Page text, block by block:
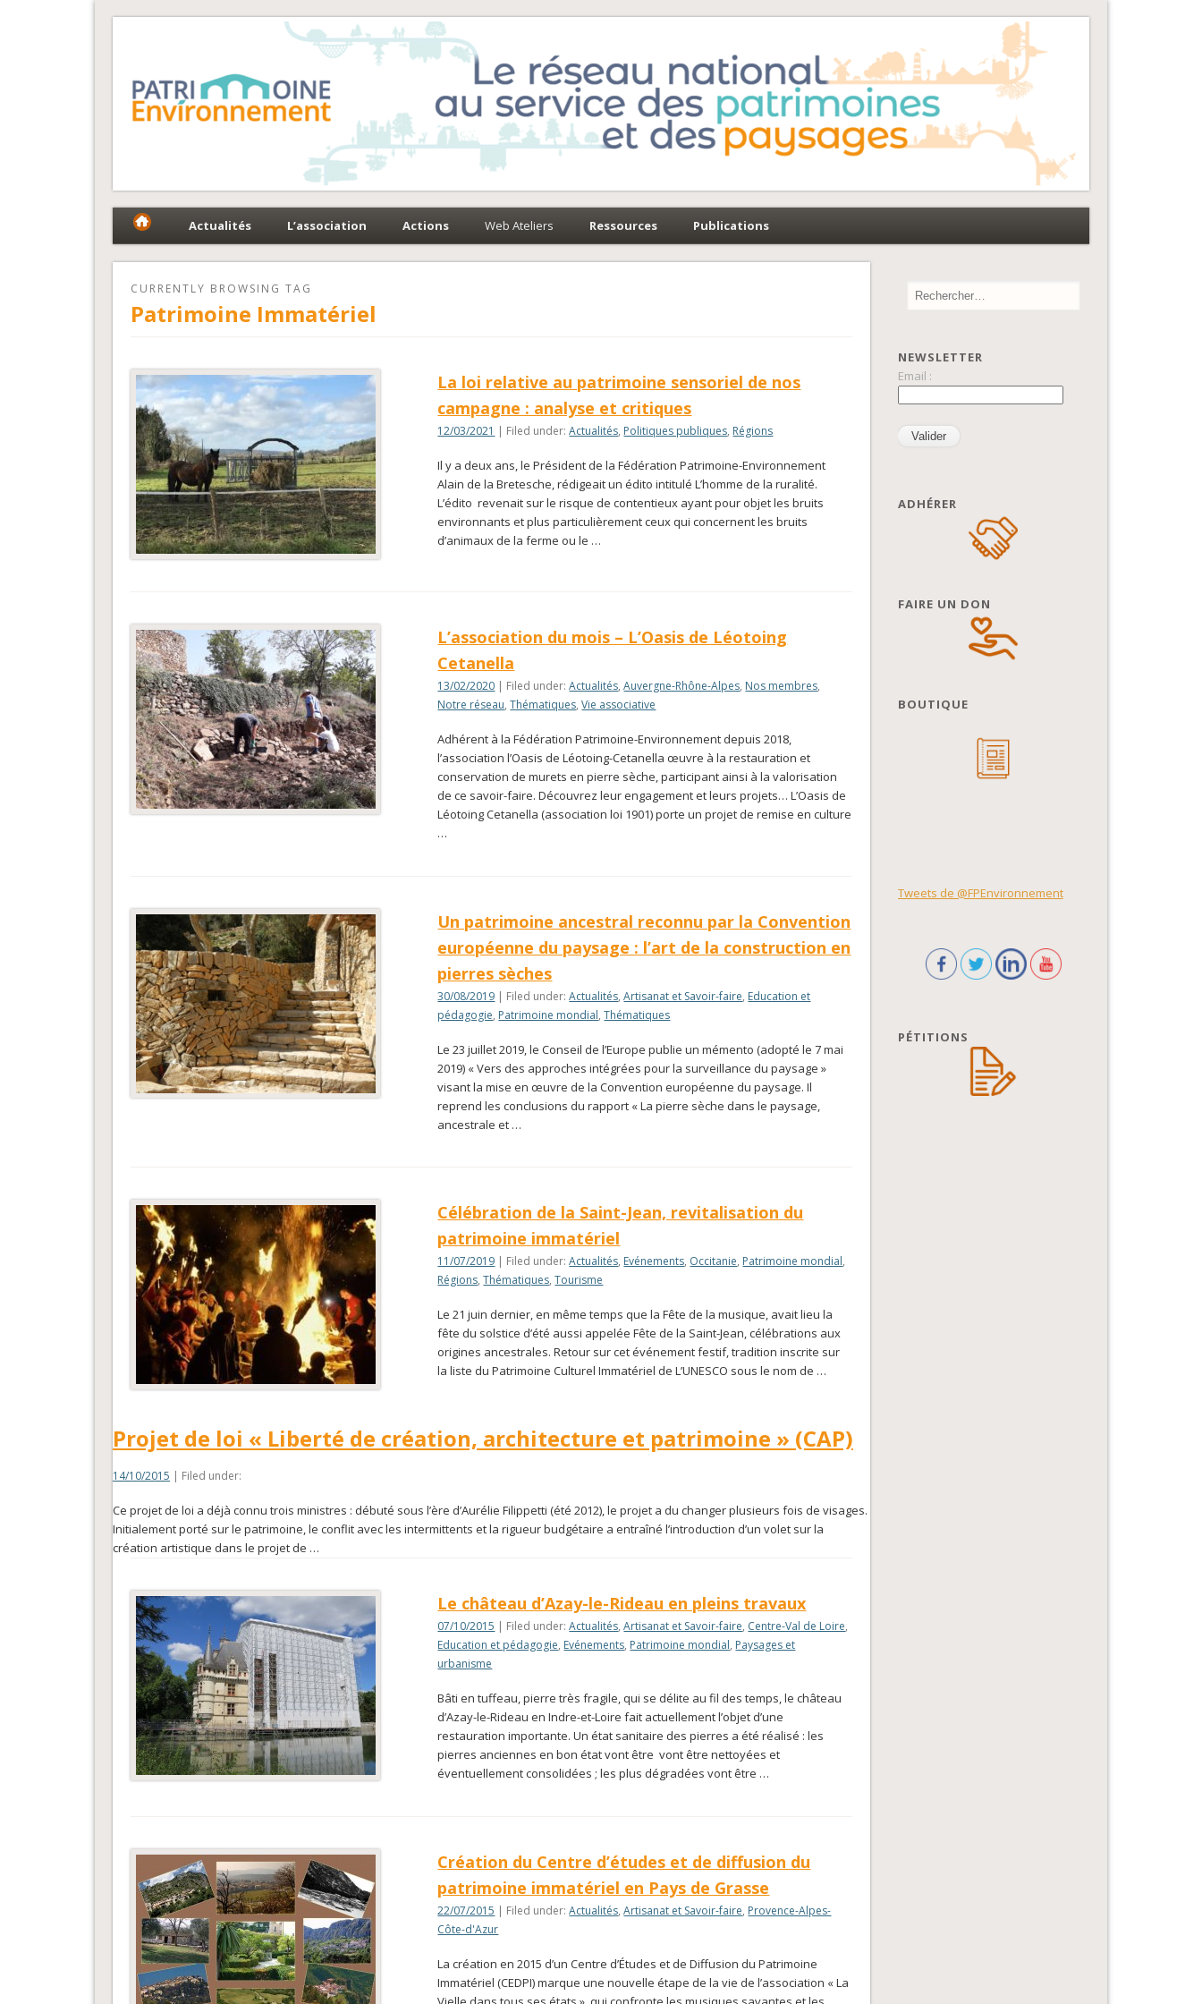
Fédération Patrimoine-Environnement
Actualités L’association Actions Web Ateliers Ressources Publications
CURRENTLY BROWSING TAG
Patrimoine Immatériel
La loi relative au patrimoine sensoriel de nos
campagne : analyse et critiques
12/03/2021 | Filed under:Actualités, Politiques publiques, Régions
Il y a deux ans, le Président de la Fédération Patrimoine-Environnement
Alain de la Bretesche, rédigeait un édito intitulé L’homme de la ruralité.
L’édito revenait sur le risque de contentieux ayant pour objet les bruits
environnants et plus particulièrement ceux qui concernent les bruits
d’animaux de la ferme ou le …
L’association du mois – L’Oasis de Léotoing
Cetanella
13/02/2020 | Filed under:Actualités,Auvergne-Rhône-Alpes, Nos membres,
Notre réseau,Thématiques,Vie associative
Adhérent à la Fédération Patrimoine-Environnement depuis 2018,
l’association l’Oasis de Léotoing-Cetanella œuvre à la restauration et
conservation de murets en pierre sèche, participant ainsi à la valorisation
de ce savoir-faire. Découvrez leur engagement et leurs projets… L’Oasis de
Léotoing Cetanella (association loi 1901) porte un projet de remise en culture
…
Un patrimoine ancestral reconnu par la Convention
européenne du paysage : l’art de la construction en
pierres sèches
30/08/2019 | Filed under:Actualités,Artisanat et Savoir-faire, Education et
pédagogie, Patrimoine mondial,Thématiques
Le 23 juillet 2019, le Conseil de l’Europe publie un mémento (adopté le 7 mai
2019) « Vers des approches intégrées pour la surveillance du paysage »
visant la mise en œuvre de la Convention européenne du paysage. Il
reprend les conclusions du rapport « La pierre sèche dans le paysage,
ancestrale et …
Célébration de la Saint-Jean, revitalisation du
patrimoine immatériel
11/07/2019 | Filed under:Actualités, Evénements, Occitanie, Patrimoine mondial,
Régions,Thématiques,Tourisme
Le 21 juin dernier, en même temps que la Fête de la musique, avait lieu la
fête du solstice d’été aussi appelée Fête de la Saint-Jean, célébrations aux
origines ancestrales. Retour sur cet événement festif, tradition inscrite sur
la liste du Patrimoine Culturel Immatériel de L’UNESCO sous le nom de …
Projet de loi « Liberté de création, architecture et patrimoine » (CAP)
14/10/2015 | Filed under:
Ce projet de loi a déjà connu trois ministres : débuté sous l’ère d’Aurélie Filippetti (été 2012), le projet a du changer plusieurs fois de visages.
Initialement porté sur le patrimoine, le conflit avec les intermittents et la rigueur budgétaire a entraîné l’introduction d’un volet sur la
création artistique dans le projet de …
Le château d’Azay-le-Rideau en pleins travaux
07/10/2015 | Filed under:Actualités,Artisanat et Savoir-faire, Centre-Val de Loire,
Education et pédagogie, Evénements, Patrimoine mondial, Paysages et
urbanisme
Bâti en tuffeau, pierre très fragile, qui se délite au fil des temps, le château
d’Azay-le-Rideau en Indre-et-Loire fait actuellement l’objet d’une
restauration importante. Un état sanitaire des pierres a été réalisé : les
pierres anciennes en bon état vont être vont être nettoyées et
éventuellement consolidées ; les plus dégradées vont être …
Création du Centre d’études et de diffusion du
patrimoine immatériel en Pays de Grasse
22/07/2015 | Filed under:Actualités,Artisanat et Savoir-faire, Provence-Alpes-
Côte-d'Azur
La création en 2015 d’un Centre d’Études et de Diffusion du Patrimoine
Immatériel (CEDPI) marque une nouvelle étape de la vie de l’association « La
NEWSLETTER
Email :
ADHÉRER
FAIRE UN DON
BOUTIQUE
Tweets de @FPEnvironnement
PÉTITIONS